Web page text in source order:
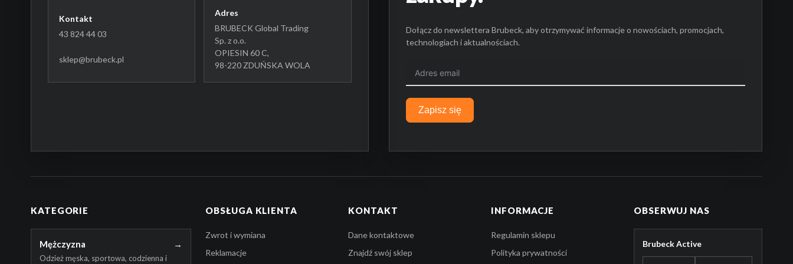
Kontakt
43 824 44 03
sklep@brubeck.pl
Adres
BRUBECK Global Trading
Sp. z o.o.
OPIESIN 60 C,
98-220 ZDUŃSKA WOLA
Dołącz do newslettera Brubeck, aby otrzymywać informacje o nowościach, promocjach,
technologiach i aktualnościach.
Zapisz się
KATEGORIE
Mężczyzna →
Odzież męska, sportowa, codzienna i
OBSŁUGA KLIENTA
Zwrot i wymiana
Reklamacje
KONTAKT
Dane kontaktowe
Znajdź swój sklep
INFORMACJE
Regulamin sklepu
Polityka prywatności
OBSERWUJ NAS
Brubeck Active